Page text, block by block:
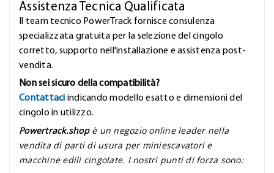
Assistenza Tecnica Qualificata
Il team tecnico PowerTrack fornisce consulenza
specializzata gratuita per la selezione del cingolo
corretto, supporto nell'installazione e assistenza post-
vendita.
Non sei sicuro della compatibilità?
Contattaci indicando modello esatto e dimensioni del
cingolo in utilizzo.
Powertrack.shop è un negozio online leader nella
vendita di parti di usura per miniescavatori e
macchine edili cingolate. I nostri punti di forza sono: